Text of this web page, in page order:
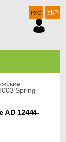
РУС УКР
Spring
AD 12444-